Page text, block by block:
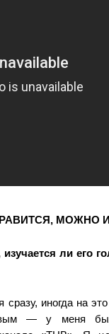
МОЖНО
ли его
иногда на
— у меня